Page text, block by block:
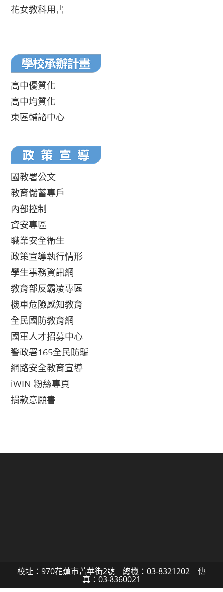
花女教科用書
高中優質化
高中均質化
東區輔諮中心
國教署公文
教育儲蓄專戶
內部控制
資安專區
職業安全衛生
政策宣導執行情形
學生事務資訊網
教育部反霸凌專區
機車危險感知教育
全民國防教育網
國軍人才招募中心
警政署165全民防騙
網路安全教育宣導
iWIN 粉絲專頁
捐款意願書
校址：970花蓮市菁華街2號 總機：03-8321202 傳
真：03-8360021